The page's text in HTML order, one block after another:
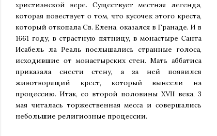
христианской вере. Существует местная легенда,
которая повествует о том, что кусочек этого креста,
который откопала Св. Елена, оказался в Гранаде. И в
1661 году, в страстную пятницу, в монастыре Санта
Исабель ла Реаль послышались странные голоса,
исходившие от монастырских стен. Мать аббатиса
приказала снести стену, а за ней появился
животворящий крест, который вынесли на
процессию. Итак, со второй половины XVII века, 3
мая читалась торжественная месса и совершались
небольшие религиозные процессии.